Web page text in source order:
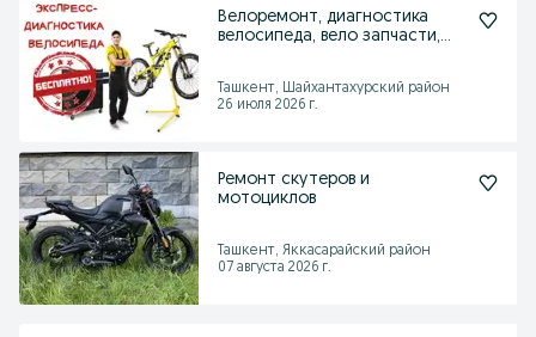
Велоремонт, диагностика
велосипеда, вело запчасти,
Ташкент, Шайхантахурский район
26 июля 2026 г.
Ремонт скутеров и
мотоциклов
Ташкент, Яккасарайский район
07 августа 2026 г.